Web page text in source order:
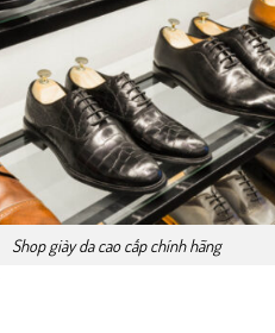
Shop giày da cao cấp chính hãng